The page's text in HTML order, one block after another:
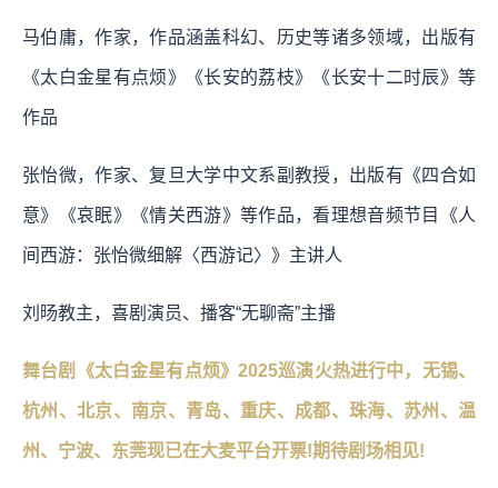
马伯庸，作家，作品涵盖科幻、历史等诸多领域，出版有
《太白金星有点烦》《长安的荔枝》《长安十二时辰》等
作品
张怡微，作家、复旦大学中文系副教授，出版有《四合如
意》《哀眠》《情关西游》等作品，看理想音频节目《人
间西游：张怡微细解〈西游记〉》主讲人
刘旸教主，喜剧演员、播客“无聊斋”主播
舞台剧《太白金星有点烦》2025巡演火热进行中，无锡、
杭州、北京、南京、青岛、重庆、成都、珠海、苏州、温
州、宁波、东莞现已在大麦平台开票!期待剧场相见!